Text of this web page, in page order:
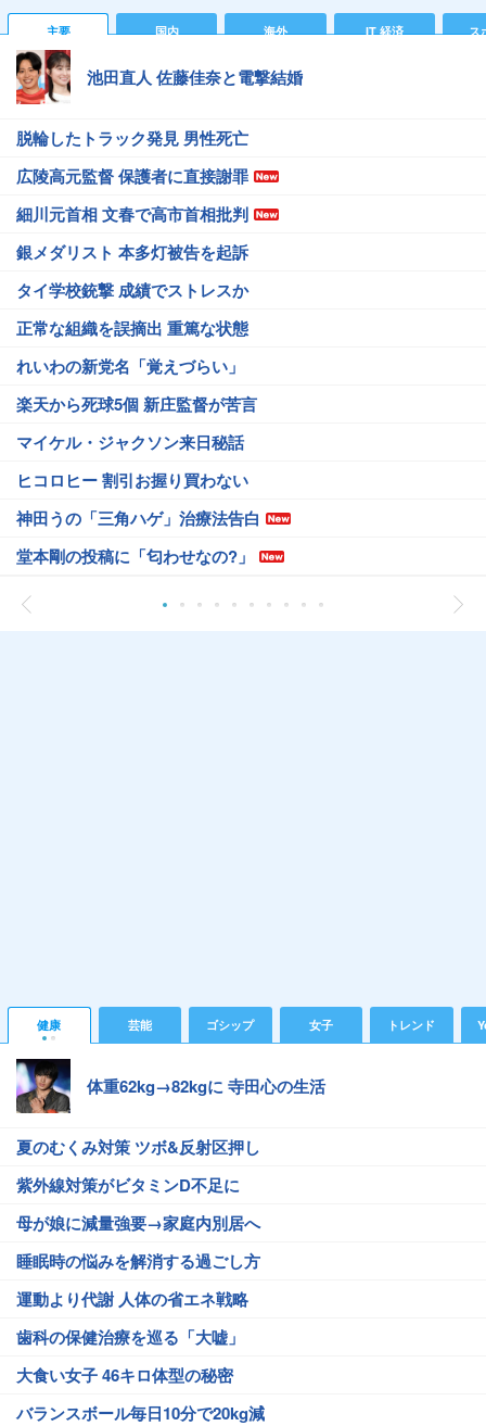
主要 国内 海外 IT 経済 ス
池田直人 佐藤佳奈と電撃結婚
脱輪したトラック発見 男性死亡
広陵高元監督 保護者に直接謝罪
細川元首相 文春で高市首相批判
銀メダリスト 本多灯被告を起訴
タイ学校銃撃 成績でストレスか
正常な組織を誤摘出 重篤な状態
れいわの新党名「覚えづらい」
楽天から死球5個 新庄監督が苦言
マイケル・ジャクソン来日秘話
ヒコロヒー 割引お握り買わない
神田うの「三角ハゲ」治療法告白
堂本剛の投稿に「匂わせなの?」
健康 芸能 ゴシップ 女子 トレンド
体重62kg→82kgに 寺田心の生活
夏のむくみ対策 ツボ&反射区押し
紫外線対策がビタミンD不足に
母が娘に減量強要→家庭内別居へ
睡眠時の悩みを解消する過ごし方
運動より代謝 人体の省エネ戦略
歯科の保健治療を巡る「大嘘」
大食い女子 46キロ体型の秘密
バランスボール毎日10分で20kg減